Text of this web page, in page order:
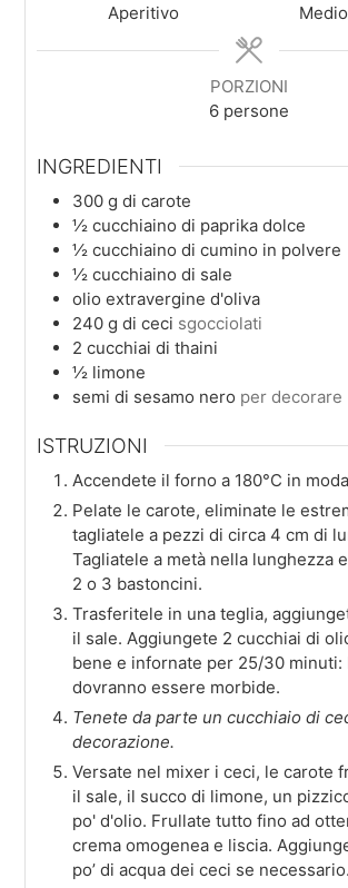
Aperitivo
PORZIONI
6 persone
INGREDIENTI
300 g di carote
½ cucchiaino di paprika dolce
½ cucchiaino di cumino in polvere
½ cucchiaino di sale
olio extravergine d'oliva
240 g di ceci sgocciolati
2 cucchiai di thaini
½ limone
semi di sesamo nero per decorare
ISTRUZIONI
Accendete il forno a 180°C in
Pelate le carote, eliminate le
tagliatele a pezzi di circa 4 cm di
Tagliatele a metà nella lunghezza
2 o 3 bastoncini.
Trasferitele in una teglia,
il sale. Aggiungete 2 cucchiai di
bene e infornate per 25/30 minuti:
dovranno essere morbide.
Tenete da parte un cucchiaio di
decorazione.
Versate nel mixer i ceci, le carote
il sale, il succo di limone, un
po' d'olio. Frullate tutto fino ad
crema omogenea e liscia.
po’ di acqua dei ceci se necessario.